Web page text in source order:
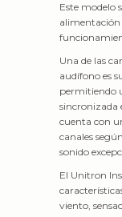
Este modelo
alimentación
Una de las
audífono es
permitiendo
sincronizada
cuenta con
canales
sonido
El Unitron
viento,